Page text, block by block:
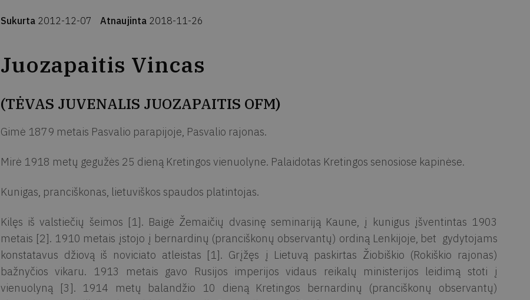
Sukurta 2012-12-07 Atnaujinta 2018-11-26
Juozapaitis Vincas
(TĖVAS JUVENALIS JUOZAPAITIS OFM)
Gimė 1879 metais Pasvalio parapijoje, Pasvalio rajonas.
Mirė 1918 metų gegužės 25 dieną Kretingos vienuolyne. Palaidotas Kretingos senosiose kapinėse.
Kunigas, pranciškonas, lietuviškos spaudos platintojas.
Kilęs iš valstiečių šeimos [1]. Baigė Žemaičių dvasinę seminariją Kaune, į kunigus įšventintas 1903
metais [2]. 1910 metais įstojo į bernardinų (pranciškonų observantų) ordiną Lenkijoje, bet gydytojams
konstatavus džiovą iš noviciato atleistas [1]. Grįžęs į Lietuvą paskirtas Žiobiškio (Rokiškio rajonas)
bažnyčios vikaru. 1913 metais gavo Rusijos imperijos vidaus reikalų ministerijos leidimą stoti į
vienuolyną [3]. 1914 metų balandžio 10 dieną Kretingos bernardinų (pranciškonų observantų)